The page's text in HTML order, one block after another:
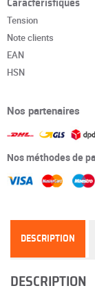
Caractéristiques
Tension
Note clients
EAN
HSN
Nos partenaires
Nos méthodes de
DESCRIPTION
DESCRIPTION